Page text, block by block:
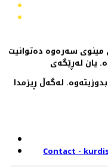
یە، لە ڕێگای مینوی سەرەوە دەتوانیت
Contact -